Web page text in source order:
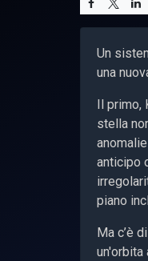
Un
una
Il
stella
anticipo
piano
Ma c’è
un'orbita